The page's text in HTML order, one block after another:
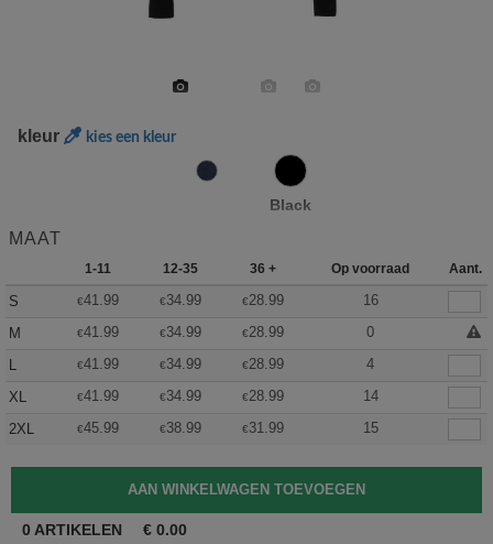
kleur kies een kleur
Black
MAAT
1-11 12-35 36 + Op voorraad Aant.
S €41.99 €34.99 €28.99
16
M
€41.99 €34.99 €28.99
0
L
€41.99 €34.99 €28.99
4
XL
€41.99 €34.99 €28.99
14
2XL
€45.99 €38.99 €31.99 15
0 ARTIKELEN € 0.00